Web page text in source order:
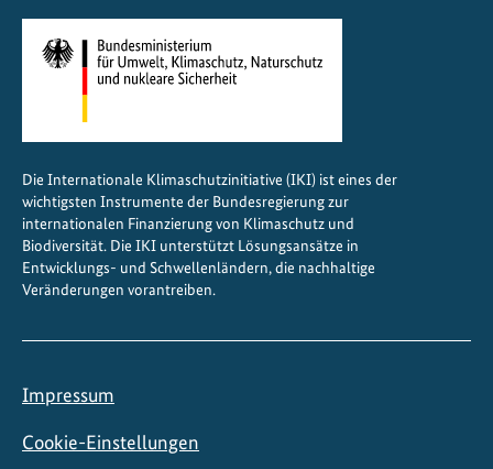
Die Internationale Klimaschutzinitiative (IKI) ist eines der
wichtigsten Instrumente der Bundesregierung zur
internationalen Finanzierung von Klimaschutz und
Biodiversität. Die IKI unterstützt Lösungsansätze in
Entwicklungs- und Schwellenländern, die nachhaltige
Veränderungen vorantreiben.
Impressum
Cookie-Einstellungen